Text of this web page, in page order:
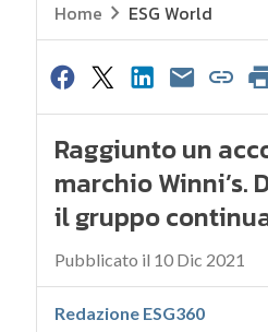
Home ESG World
Raggiunto un
marchio Winni’s.
il gruppo
Pubblicato il 10 Dic 2021
Redazione ESG360